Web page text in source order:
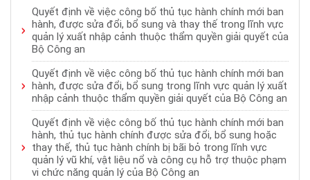
Quyết định về việc công bố thủ tục hành chính mới ban
hành, được sửa đổi, bổ sung và thay thế trong lĩnh vực
quản lý xuất nhập cảnh thuộc thẩm quyền giải quyết của
Bộ Công an
Quyết định về việc công bố thủ tục hành chính mới ban
hành, được sửa đổi, bổ sung trong lĩnh vực quản lý xuất
nhập cảnh thuộc thẩm quyền giải quyết của Bộ Công an
Quyết định về việc công bố thủ tục hành chính mới ban
hành, thủ tục hành chính được sửa đổi, bổ sung hoặc
thay thế, thủ tục hành chính bị bãi bỏ trong lĩnh vực
quản lý vũ khí, vật liệu nổ và công cụ hỗ trợ thuộc phạm
vi chức năng quản lý của Bộ Công an